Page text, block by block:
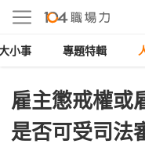
小事 專題特輯
雇主懲戒權或
是否可受司法